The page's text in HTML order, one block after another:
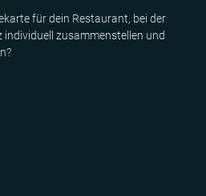
für dein Restaurant, bei der
individuell zusammenstellen und